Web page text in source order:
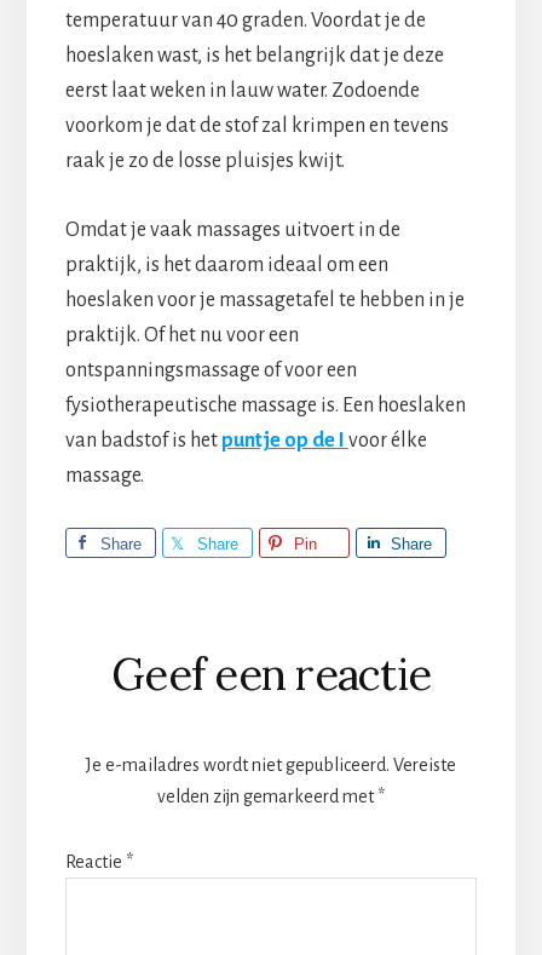
temperatuur van 40 graden. Voordat je de
hoeslaken wast, is het belangrijk dat je deze
eerst laat weken in lauw water. Zodoende
voorkom je dat de stof zal krimpen en tevens
raak je zo de losse pluisjes kwijt.
Omdat je vaak massages uitvoert in de
praktijk, is het daarom ideaal om een
hoeslaken voor je massagetafel te hebben in je
praktijk. Of het nu voor een
ontspanningsmassage of voor een
fysiotherapeutische massage is. Een hoeslaken
van badstof is het puntje op de I voor élke
massage.
Share Share Pin Share
Lees
Interacties
Geef een reactie
Je e-mailadres wordt niet gepubliceerd. Vereiste
velden zijn gemarkeerd met*
Reactie *